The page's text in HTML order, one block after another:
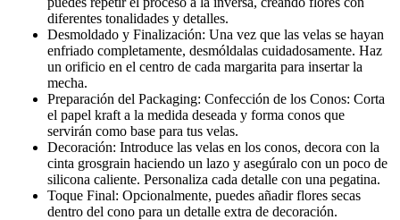
diferentes tonalidades y detalles.
Desmoldado y Finalización: Una vez que las velas se hayan
enfriado completamente, desmóldalas cuidadosamente. Haz
un orificio en el centro de cada margarita para insertar la
mecha.
Preparación del Packaging: Confección de los Conos: Corta
el papel kraft a la medida deseada y forma conos que
servirán como base para tus velas.
Decoración: Introduce las velas en los conos, decora con la
cinta grosgrain haciendo un lazo y asegúralo con un poco de
silicona caliente. Personaliza cada detalle con una pegatina.
Toque Final: Opcionalmente, puedes añadir flores secas
dentro del cono para un detalle extra de decoración.